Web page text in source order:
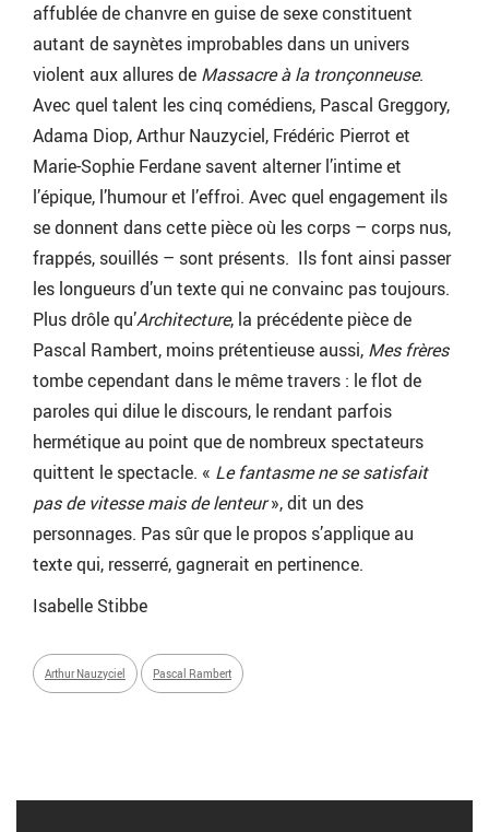
affublée de chanvre en guise de sexe constituent
autant de saynètes improbables dans un univers
violent aux allures de Massacre à la tronçonneuse.
Avec quel talent les cinq comédiens, Pascal Greggory,
Adama Diop, Arthur Nauzyciel, Frédéric Pierrot et
Marie-Sophie Ferdane savent alterner l’intime et
l’épique, l’humour et l’effroi. Avec quel engagement ils
se donnent dans cette pièce où les corps – corps nus,
frappés, souillés – sont présents. Ils font ainsi passer
les longueurs d’un texte qui ne convainc pas toujours.
Plus drôle qu’Architecture, la précédente pièce de
Pascal Rambert, moins prétentieuse aussi, Mes frères
tombe cependant dans le même travers : le flot de
paroles qui dilue le discours, le rendant parfois
hermétique au point que de nombreux spectateurs
quittent le spectacle. « Le fantasme ne se satisfait
pas de vitesse mais de lenteur», dit un des
personnages. Pas sûr que le propos s’applique au
texte qui, resserré, gagnerait en pertinence.
Isabelle Stibbe
Arthur Nauzyciel Pascal Rambert